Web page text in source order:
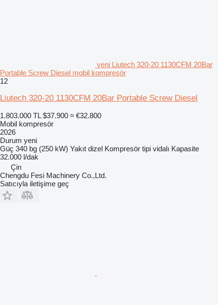
yeni Liutech 320-20 1130CFM 20Bar
Portable Screw Diesel mobil kompresör
12
Liutech 320-20 1130CFM 20Bar Portable Screw Diesel
1.803.000 TL $37.900 ≈ €32.800
Mobil kompresör
2026
Durum yeni
Güç 340 bg (250 kW) Yakıt dizel Kompresör tipi vidalı Kapasite
32.000 l/dak
Çin
Chengdu Fesi Machinery Co.,Ltd.
Satıcıyla iletişime geç